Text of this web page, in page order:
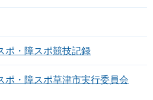
ポ・障スポ競技記録
ポ・障スポ草津市実行委員会